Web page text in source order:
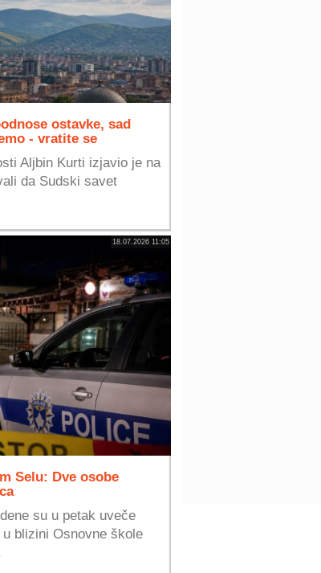
ostavke, sad
- vratite se
Aljbin Kurti izjavio je na
da Sudski savet
18.07.2026 11:05
Selu: Dve osobe
su u petak uveče
blizini Osnovne škole